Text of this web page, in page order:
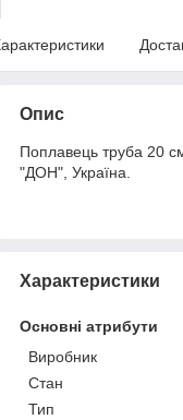
Опис
Поплавець труба 20
"ДОН", Україна.
Характеристики
Основні атрибути
Виробник
Стан
Тип